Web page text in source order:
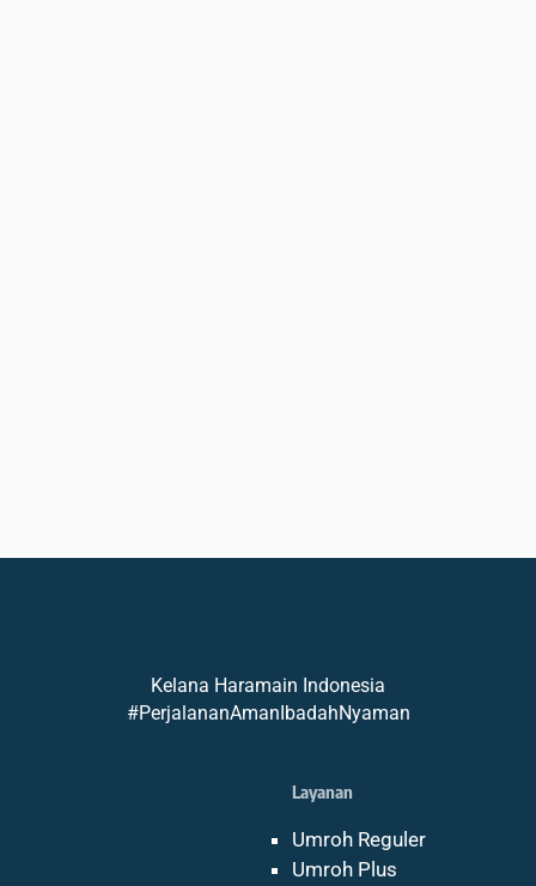
Kelana Haramain Indonesia
#PerjalananAmanIbadahNyaman
Layanan
Umroh Reguler
Umroh Plus